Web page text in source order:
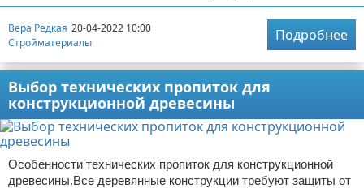
Вера Редкая 20-04-2022 10:00
Стройматериалы
Подробнее
Выбор технических пропиток для
конструкционной древесины
Особенности технических пропиток для конструкционной
древесины.Все деревянные конструкции требуют защиты от